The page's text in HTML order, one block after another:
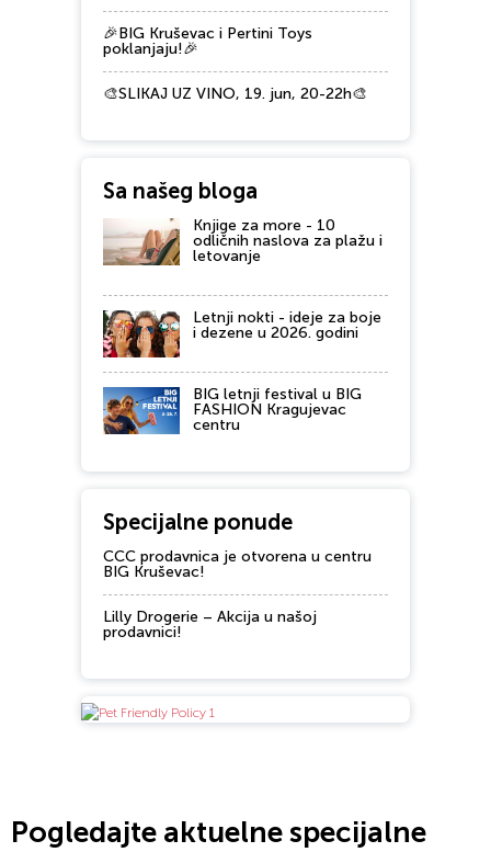
🎉BIG Kruševac i Pertini Toys
poklanjaju!🎉
🎨SLIKAJ UZ VINO, 19. jun, 20-22h🎨
Sa našeg bloga
Knjige za more - 10
odličnih naslova za plažu i
letovanje
Letnji nokti - ideje za boje
i dezene u 2026. godini
BIG letnji festival u BIG
FASHION Kragujevac
centru
Specijalne ponude
CCC prodavnica je otvorena u centru
BIG Kruševac!
Lilly Drogerie – Akcija u našoj
prodavnici!
Pogledajte aktuelne specijalne